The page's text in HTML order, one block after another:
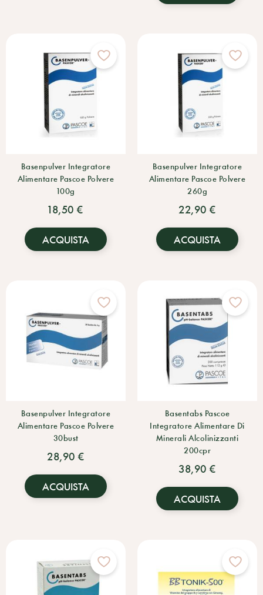
Basenpulver Integratore
Alimentare Pascoe Polvere
100g
18,50 €
ACQUISTA
Basenpulver Integratore
Alimentare Pascoe Polvere
260g
22,90 €
ACQUISTA
Basenpulver Integratore
Alimentare Pascoe Polvere
30bust
28,90 €
ACQUISTA
Basentabs Pascoe
Integratore Alimentare Di
Minerali Alcolinizzanti
200cpr
38,90 €
ACQUISTA